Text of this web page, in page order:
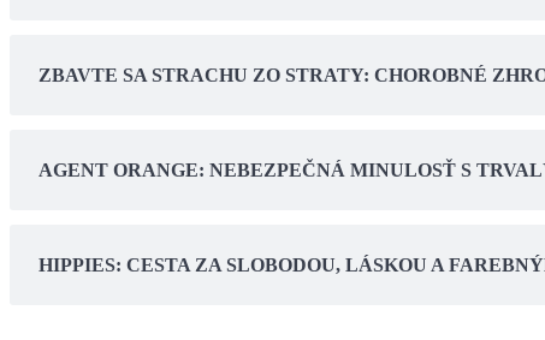
ZBAVTE SA STRACHU ZO STRATY: CHOROBNÉ
AGENT ORANGE: NEBEZPEČNÁ MINULOSŤ S
HIPPIES: CESTA ZA SLOBODOU, LÁSKOU A